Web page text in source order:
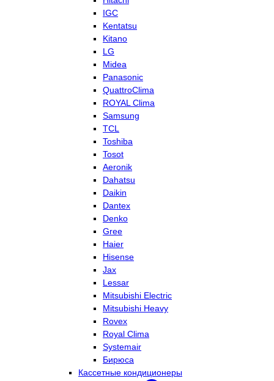
IGC
Kentatsu
Kitano
LG
Midea
Panasonic
QuattroClima
ROYAL Clima
Samsung
TCL
Toshiba
Tosot
Aeronik
Dahatsu
Daikin
Dantex
Denko
Gree
Haier
Hisense
Jax
Lessar
Mitsubishi Electric
Mitsubishi Heavy
Rovex
Royal Clima
Systemair
Бирюса
Кассетные кондиционеры